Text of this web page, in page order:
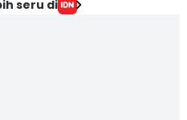
seru di